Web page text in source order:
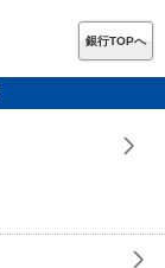
銀行TOPへ